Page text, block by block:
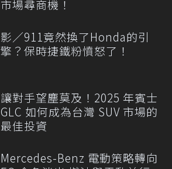
市場尋商機！
影／911竟然換了Honda的引
擎？保時捷鐵粉憤怒了！
讓對手望塵莫及！2025 年賓士
GLC 如何成為台灣 SUV 市場的
最佳投資
Mercedes-Benz 電動策略轉向